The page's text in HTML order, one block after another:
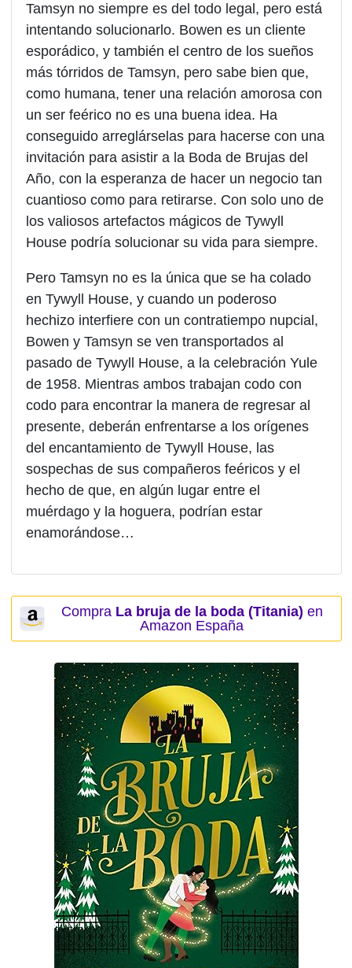
Tamsyn no siempre es del todo legal, pero está
intentando solucionarlo. Bowen es un cliente
esporádico, y también el centro de los sueños
más tórridos de Tamsyn, pero sabe bien que,
como humana, tener una relación amorosa con
un ser feérico no es una buena idea. Ha
conseguido arreglárselas para hacerse con una
invitación para asistir a la Boda de Brujas del
Año, con la esperanza de hacer un negocio tan
cuantioso como para retirarse. Con solo uno de
los valiosos artefactos mágicos de Tywyll
House podría solucionar su vida para siempre.
Pero Tamsyn no es la única que se ha colado
en Tywyll House, y cuando un poderoso
hechizo interfiere con un contratiempo nupcial,
Bowen y Tamsyn se ven transportados al
pasado de Tywyll House, a la celebración Yule
de 1958. Mientras ambos trabajan codo con
codo para encontrar la manera de regresar al
presente, deberán enfrentarse a los orígenes
del encantamiento de Tywyll House, las
sospechas de sus compañeros feéricos y el
hecho de que, en algún lugar entre el
muérdago y la hoguera, podrían estar
enamorándose…
Compra La bruja de la boda (Titania) en
Amazon España